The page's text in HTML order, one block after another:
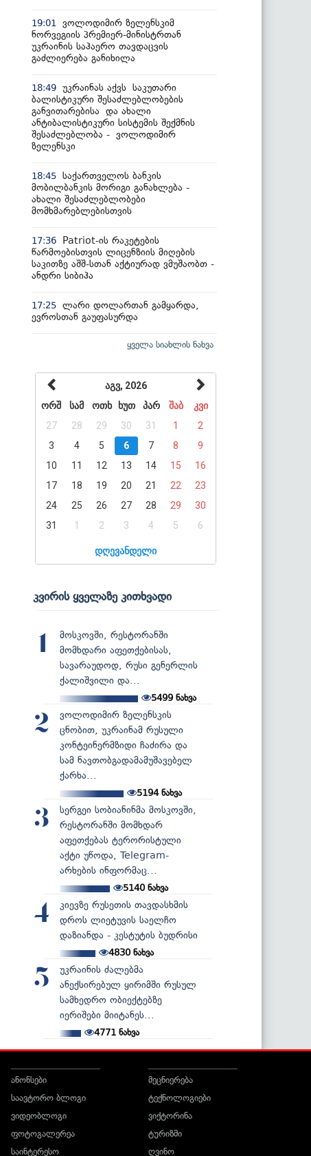
19:01
ვოლოდიმირ ზელენსკიმ
ნორვეგიის პრემიერ-მინისტრთან
უკრაინის საჰაერო თავდაცვის
გაძლიერება განიხილა
18:49 უკრაინას აქვს საკუთარი
ბალისტიკური შესაძლებლობების
განვითარებისა და ახალი
ანტიბალისტიკური სისტემის შექმნის
შესაძლებლობა - ვოლოდიმირ
ზელენსკი
18:45 საქართველოს ბანკის
მობილბანკის მორიგი განახლება -
ახალი შესაძლებლობები
მომხმარებლებისთვის
17:36
Patriot-ის რაკეტების
წარმოებისთვის ლიცენზიის მიღების
საკითზე აშშ-სთან აქტიურად ვმუშაობთ -
ანდრი სიბიჰა
17:25 ლარი დოლართან გამყარდა,
ევროსთან გაუფასურდა
ყველა სიახლის ნახვა
აგვ, 2026
ორშ
სამ ოთხ ხუთ პარ შაბ
კვი
27
28 29 30 31 1
2
3
4 5 6 7 8
9
10
11 12 13 14 15
16
17
18 19 20 21 22
23
24
25 26 27 28 29
30
31
1 2 3 4 5 6
დღევანდელი
კვირის ყველაზე კითხვადი
1
მოსკოვში, რესტორანში
მომხდარი აფეთქებისას,
სავარაუდოდ, რუსი გენერლის
ქალიშვილი და...
5499 ნახვა
2
ვოლოდიმირ ზელენსკის
ცნობით, უკრაინამ რუსული
კონტეინერმზიდი ჩაძირა და
სამ ნავთობგადამამუშავებელ
ქარხა...
5194ნახვა
3
სერგეი სობიანინმა მოსკოვში,
რესტორანში მომხდარ
აფეთქებას ტერორისტული
აქტი უწოდა, Telegram-
არხების ინფორმაც...
5140ნახვა
4
კიევზე რუსეთის თავდასხმის
დროს ლიეტუვის საელჩო
დაზიანდა - კესტუტის ბუდრისი
4830ნახვა
5
უკრაინის ძალებმა
ანექსირებულ ყირიმში რუსულ
სამხედრო ობიექტებზე
იერიშები მიიტანეს...
4771 ნახვა
ანონსები
საავტორო ბლოგი
ვიდეობლოგი
ფოტოგალერეა
საინტერესო
მეცნიერება
ტექნოლოგიები
ვიქტორინა
ტურიზმი
ღვინო